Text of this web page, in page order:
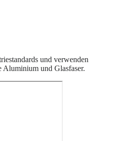
und verwenden
und Glasfaser.